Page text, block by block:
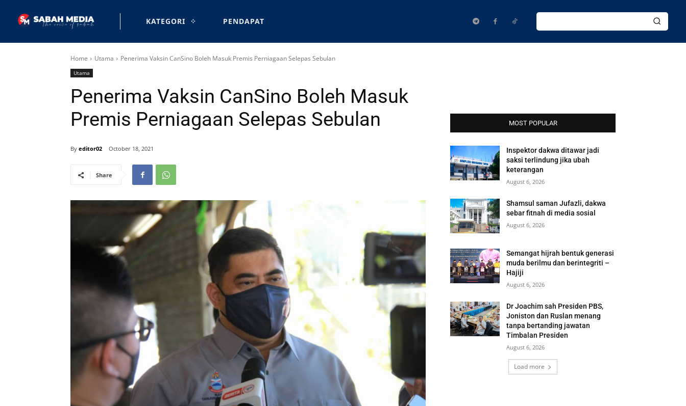
KATEGORI PENDAPAT
Home Utama Penerima Vaksin CanSino Boleh Masuk Premis Perniagaan Selepas Sebulan
Utama
Penerima Vaksin CanSino Boleh Masuk
Premis Perniagaan Selepas Sebulan
By editor02 October 18, 2021
Share
MOST POPULAR
Inspektor dakwa ditawar jadi
saksi terlindung jika ubah
keterangan
August 6, 2026
Shamsul saman Jufazli, dakwa
sebar fitnah di media sosial
August 6, 2026
Semangat hijrah bentuk generasi
muda berilmu dan berintegriti –
Hajiji
August 6, 2026
Dr Joachim sah Presiden PBS,
Joniston dan Ruslan menang
tanpa bertanding jawatan
Timbalan Presiden
August 6, 2026
Load more